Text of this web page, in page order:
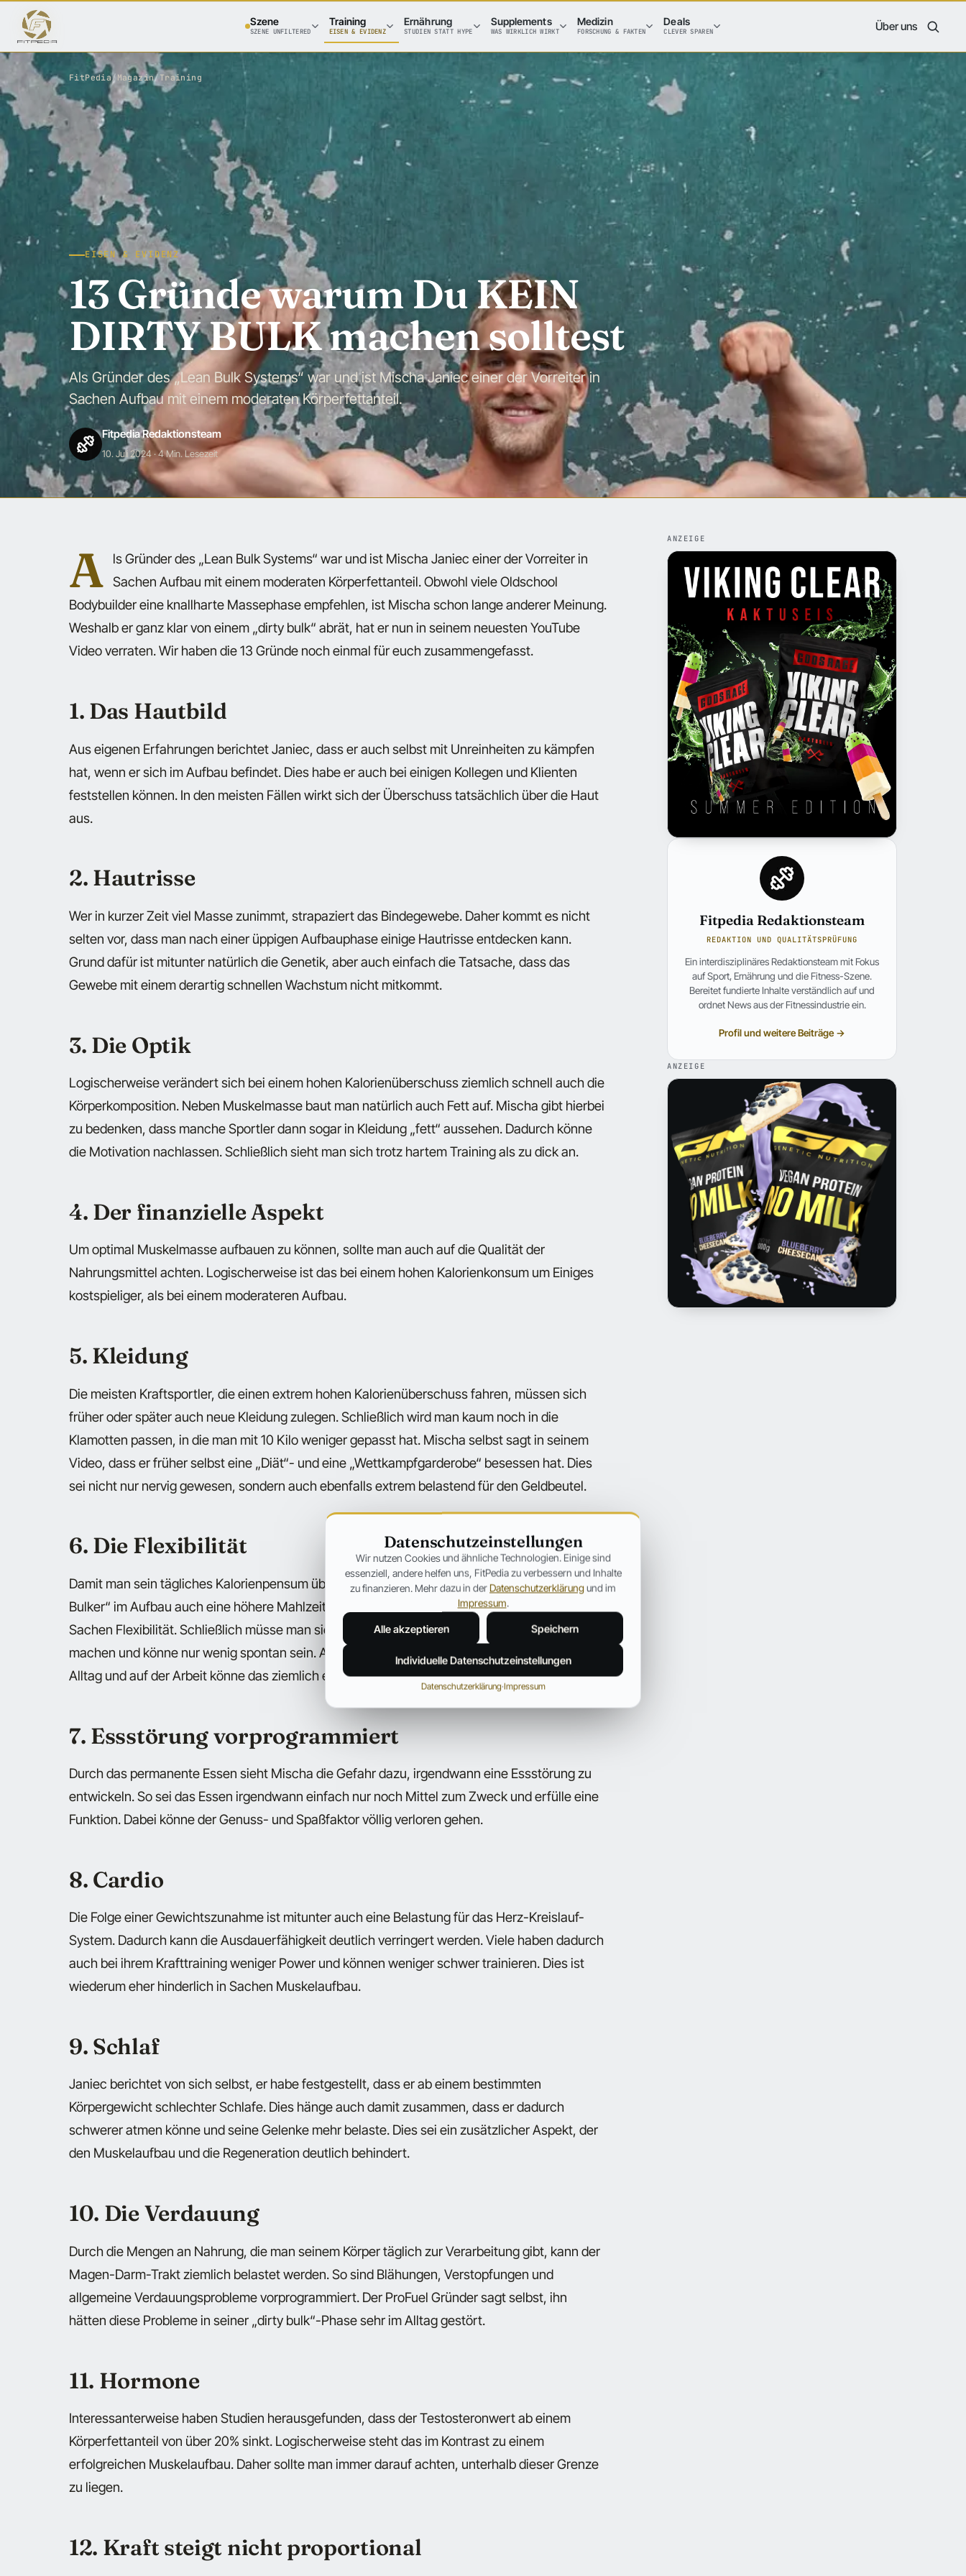
Szene
SZENE UNFILTERED
Training
EISEN & EVIDENZ
Ernährung
STUDIEN STATT HYPE
Supplements
WAS WIRKLICH WIRKT
Medizin
FORSCHUNG & FAKTEN
Deals
CLEVER SPAREN Über uns
FitPedia/Magazin/ Training
EISEN & EVIDENZ
13 Gründe warum Du KEIN
DIRTY BULK machen solltest
Als Gründer des „Lean Bulk Systems“ war und ist Mischa Janiec einer der Vorreiter in
Sachen Aufbau mit einem moderaten Körperfettanteil.
Fitpedia Redaktionsteam
10. Juli 2024· 4 Min. Lesezeit
A
ls Gründer des „Lean Bulk Systems“ war und ist Mischa Janiec einer der Vorreiter in
Sachen Aufbau mit einem moderaten Körperfettanteil. Obwohl viele Oldschool
Bodybuilder eine knallharte Massephase empfehlen, ist Mischa schon lange anderer Meinung.
Weshalb er ganz klar von einem „dirty bulk“ abrät, hat er nun in seinem neuesten YouTube
Video verraten. Wir haben die 13 Gründe noch einmal für euch zusammengefasst.
1. Das Hautbild
Aus eigenen Erfahrungen berichtet Janiec, dass er auch selbst mit Unreinheiten zu kämpfen
hat, wenn er sich im Aufbau befindet. Dies habe er auch bei einigen Kollegen und Klienten
feststellen können. In den meisten Fällen wirkt sich der Überschuss tatsächlich über die Haut
aus.
2. Hautrisse
Wer in kurzer Zeit viel Masse zunimmt, strapaziert das Bindegewebe. Daher kommt es nicht
selten vor, dass man nach einer üppigen Aufbauphase einige Hautrisse entdecken kann.
Grund dafür ist mitunter natürlich die Genetik, aber auch einfach die Tatsache, dass das
Gewebe mit einem derartig schnellen Wachstum nicht mitkommt.
3. Die Optik
Logischerweise verändert sich bei einem hohen Kalorienüberschuss ziemlich schnell auch die
Körperkomposition. Neben Muskelmasse baut man natürlich auch Fett auf. Mischa gibt hierbei
zu bedenken, dass manche Sportler dann sogar in Kleidung „fett“ aussehen. Dadurch könne
die Motivation nachlassen. Schließlich sieht man sich trotz hartem Training als zu dick an.
4. Der finanzielle Aspekt
Um optimal Muskelmasse aufbauen zu können, sollte man auch auf die Qualität der
Nahrungsmittel achten. Logischerweise ist das bei einem hohen Kalorienkonsum um Einiges
kostspieliger, als bei einem moderateren Aufbau.
5. Kleidung
Die meisten Kraftsportler, die einen extrem hohen Kalorienüberschuss fahren, müssen sich
früher oder später auch neue Kleidung zulegen. Schließlich wird man kaum noch in die
Klamotten passen, in die man mit 10 Kilo weniger gepasst hat. Mischa selbst sagt in seinem
Video, dass er früher selbst eine „Diät“- und eine „Wettkampfgarderobe“ besessen hat. Dies
sei nicht nur nervig gewesen, sondern auch ebenfalls extrem belastend für den Geldbeutel.
6. Die Flexibilität
Damit man sein tägliches Kalorienpensum überhaupt meistern kann, haben die meisten „Dirty
Bulker“ im Aufbau auch eine höhere Mahlzeitenfrequenz. Dadurch sieht Mischa ein Problem in
Sachen Flexibilität. Schließlich müsse man sich ständig Gedanken um die nächste Mahlzeit
machen und könne nur wenig spontan sein. Auf Reisen, bei Unternehmungen, aber auch im
Alltag und auf der Arbeit könne das ziemlich einschränken.
7. Essstörung vorprogrammiert
Durch das permanente Essen sieht Mischa die Gefahr dazu, irgendwann eine Essstörung zu
entwickeln. So sei das Essen irgendwann einfach nur noch Mittel zum Zweck und erfülle eine
Funktion. Dabei könne der Genuss- und Spaßfaktor völlig verloren gehen.
8. Cardio
Die Folge einer Gewichtszunahme ist mitunter auch eine Belastung für das Herz-Kreislauf-
System. Dadurch kann die Ausdauerfähigkeit deutlich verringert werden. Viele haben dadurch
auch bei ihrem Krafttraining weniger Power und können weniger schwer trainieren. Dies ist
wiederum eher hinderlich in Sachen Muskelaufbau.
9. Schlaf
Janiec berichtet von sich selbst, er habe festgestellt, dass er ab einem bestimmten
Körpergewicht schlechter Schlafe. Dies hänge auch damit zusammen, dass er dadurch
schwerer atmen könne und seine Gelenke mehr belaste. Dies sei ein zusätzlicher Aspekt, der
den Muskelaufbau und die Regeneration deutlich behindert.
10. Die Verdauung
Durch die Mengen an Nahrung, die man seinem Körper täglich zur Verarbeitung gibt, kann der
Magen-Darm-Trakt ziemlich belastet werden. So sind Blähungen, Verstopfungen und
allgemeine Verdauungsprobleme vorprogrammiert. Der ProFuel Gründer sagt selbst, ihn
hätten diese Probleme in seiner „dirty bulk“-Phase sehr im Alltag gestört.
11. Hormone
Interessanterweise haben Studien herausgefunden, dass der Testosteronwert ab einem
Körperfettanteil von über 20% sinkt. Logischerweise steht das im Kontrast zu einem
erfolgreichen Muskelaufbau. Daher sollte man immer darauf achten, unterhalb dieser Grenze
zu liegen.
12. Kraft steigt nicht proportional
ANZEIGE
Fitpedia Redaktionsteam
REDAKTION UND QUALITÄTSPRÜFUNG
Ein interdisziplinäres Redaktionsteam mit Fokus
auf Sport, Ernährung und die Fitness-Szene.
Bereitet fundierte Inhalte verständlich auf und
ordnet News aus der Fitnessindustrie ein.
Profil und weitere Beiträge →
ANZEIGE
Datenschutzeinstellungen
Wir nutzen Cookies und ähnliche Technologien. Einige sind
essenziell, andere helfen uns, FitPedia zu verbessern und Inhalte
zu finanzieren. Mehr dazu in der Datenschutzerklärungund im
Impressum.
Alle akzeptieren Speichern
Individuelle Datenschutzeinstellungen
Datenschutzerklärung·Impressum